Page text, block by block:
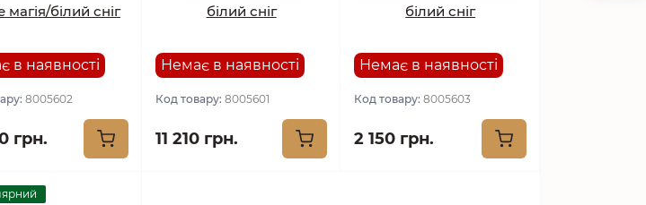
магія/білий сніг
в наявності
8005602
грн.
білий сніг
Немає в наявності
Код товару: 8005601
11 210 грн.
білий сніг
Немає в наявності
Код товару:8005603
2 150 грн.